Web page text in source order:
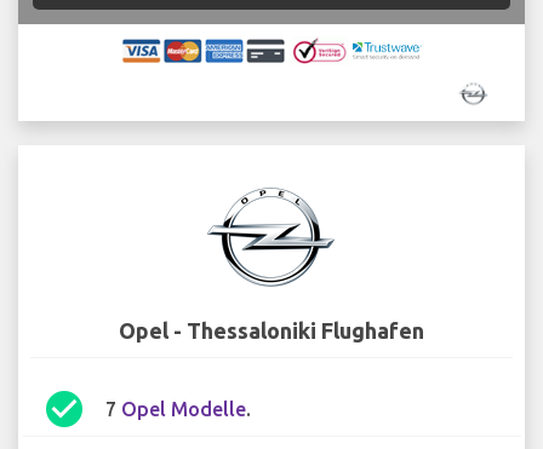
Opel - Thessaloniki Flughafen
check_circle 7 Opel Modelle.